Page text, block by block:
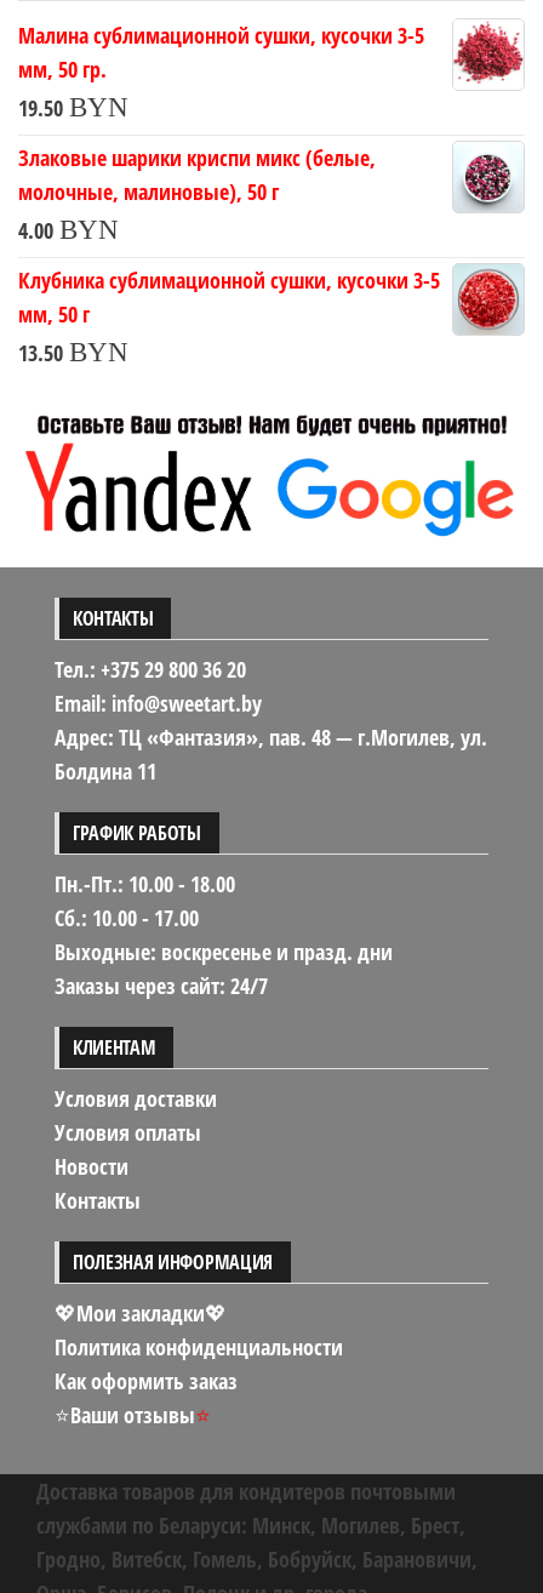
Малина сублимационной сушки, кусочки 3-5
мм, 50 гр.
19.50 BYN
Злаковые шарики криспи микс (белые,
молочные, малиновые), 50 г
4.00 BYN
Клубника сублимационной сушки, кусочки 3-5
мм, 50 г
13.50 BYN
КОНТАКТЫ
Тел.: +375 29 800 36 20
Email: info@sweetart.by
Адрес: ТЦ «Фантазия», пав. 48 — г.Могилев, ул.
Болдина 11
ГРАФИК РАБОТЫ
Пн.-Пт.: 10.00 - 18.00
Сб.: 10.00 - 17.00
Выходные: воскресенье и празд. дни
Заказы через сайт: 24/7
КЛИЕНТАМ
Условия доставки
Условия оплаты
Новости
Контакты
ПОЛЕЗНАЯ ИНФОРМАЦИЯ
💖Мои закладки💖
Политика конфиденциальности
Как оформить заказ
⭐Ваши отзывы⭐
Доставка товаров для кондитеров почтовыми
службами по Беларуси: Минск, Могилев, Брест,
Гродно, Витебск, Гомель, Бобруйск, Барановичи,